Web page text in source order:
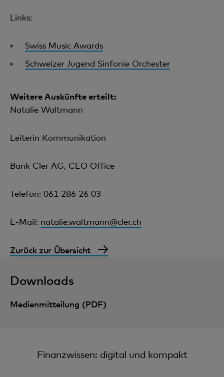
Links:
Swiss Music Awards
Schweizer Jugend Sinfonie Orchester
Weitere Auskünfte erteilt:
Natalie Waltmann
Leiterin Kommunikation
Bank Cler AG, CEO Office
Telefon: 061 286 26 03
E-Mail: natalie.waltmann@cler.ch
Zurück zur Übersicht
Downloads
Medienmitteilung (PDF)
Finanzwissen: digital und kompakt